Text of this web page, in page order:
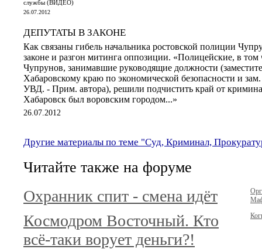
службы (ВИДЕО)
26.07.2012
ДЕПУТАТЫ В ЗАКОНЕ
Как связаны гибель начальника ростовской полиции
законе и разгон митинга оппозиции. «Полицейские, в том
Чупрунов, занимавшие руководящие должности
Хабаровскому краю по экономической безопасности и
УВД. - Прим. автора), решили подчистить край от
Хабаровск был воровским городом...»
26.07.2012
Другие материалы по теме "Суд, Криминал,
Читайте также на форуме
Охранник спит - смена идёт
Космодром Восточный. Кто
всё-таки ворует деньги?!